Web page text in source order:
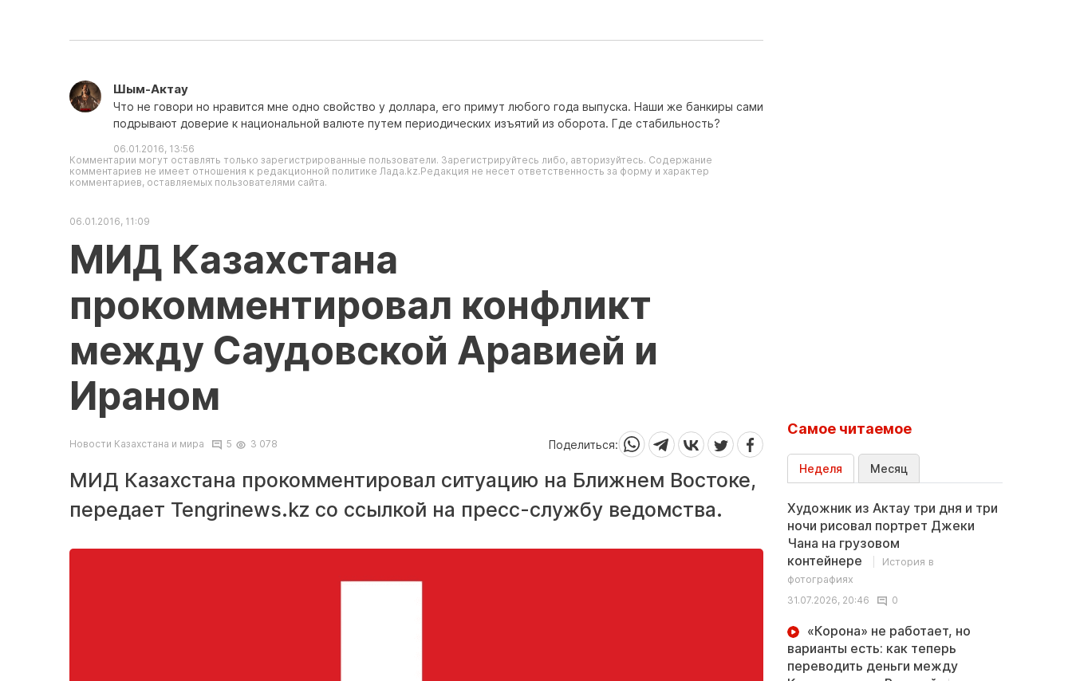
Шым-Актау
Что не говори но нравится мне одно свойство у доллара, его примут любого года выпуска. Наши же банкиры сами
подрывают доверие к национальной валюте путем периодических изъятий из оборота. Где стабильность?
06.01.2016, 13:56
Комментарии могут оставлять только зарегистрированные пользователи. Зарегистрируйтесь либо, авторизуйтесь. Содержание
комментариев не имеет отношения к редакционной политике Лада.kz.Редакция не несет ответственность за форму и характер
комментариев, оставляемых пользователями сайта.
06.01.2016, 11:09
МИД Казахстана
прокомментировал конфликт
между Саудовской Аравией и
Ираном
Новости Казахстана и мира 5 3 078 Поделиться:
МИД Казахстана прокомментировал ситуацию на Ближнем Востоке,
передает Tengrinews.kz со ссылкой на пресс-службу ведомства.
Самое читаемое
Неделя Месяц
Художник из Актау три дня и три
ночи рисовал портрет Джеки
Чана на грузовом
контейнере
История в
фотографиях
31.07.2026, 20:46
0
«Корона» не работает, но
варианты есть: как теперь
переводить деньги между